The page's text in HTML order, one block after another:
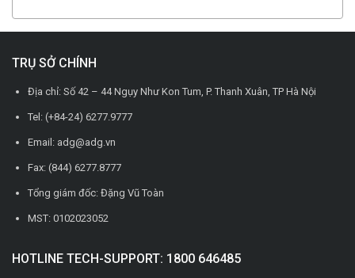
TRỤ SỞ CHÍNH
Địa chỉ: Số 42 – 44 Ngụy Như Kon Tum, P. Thanh Xuân, TP Hà Nội
Tel: (+84-24) 6277.9777
Email: adg@adg.vn
Fax: (844) 6277.8777
Tổng giám đốc: Đặng Vũ Toàn
MST: 0102023052
HOTLINE TECH-SUPPORT: 1800 646485